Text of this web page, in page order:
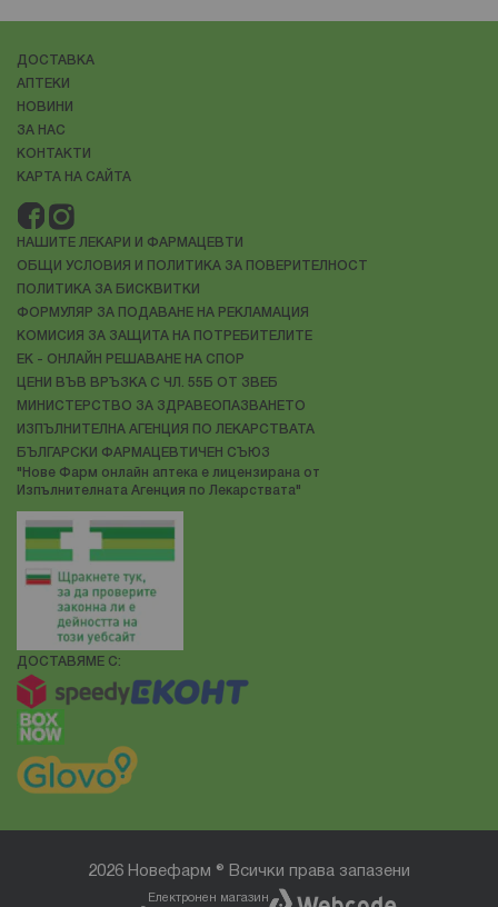
ДОСТАВКА
АПТЕКИ
НОВИНИ
ЗА НАС
КОНТАКТИ
КАРТА НА САЙТА
НАШИТЕ ЛЕКАРИ И ФАРМАЦЕВТИ
ОБЩИ УСЛОВИЯ И ПОЛИТИКА ЗА ПОВЕРИТЕЛНОСТ
ПОЛИТИКА ЗА БИСКВИТКИ
ФОРМУЛЯР ЗА ПОДАВАНЕ НА РЕКЛАМАЦИЯ
КОМИСИЯ ЗА ЗАЩИТА НА ПОТРЕБИТЕЛИТЕ
ЕК - ОНЛАЙН РЕШАВАНЕ НА СПОР
ЦЕНИ ВЪВ ВРЪЗКА С ЧЛ. 55Б ОТ ЗВЕБ
МИНИСТЕРСТВО ЗА ЗДРАВЕОПАЗВАНЕТО
ИЗПЪЛНИТЕЛНА АГЕНЦИЯ ПО ЛЕКАРСТВАТА
БЪЛГАРСКИ ФАРМАЦЕВТИЧЕН СЪЮЗ
"Нове Фарм онлайн аптека е лицензирана от
Изпълнителната Агенция по Лекарствата"
ДОСТАВЯМЕ С:
2026 Новефарм ® Всички права запазени
Електронен магазин